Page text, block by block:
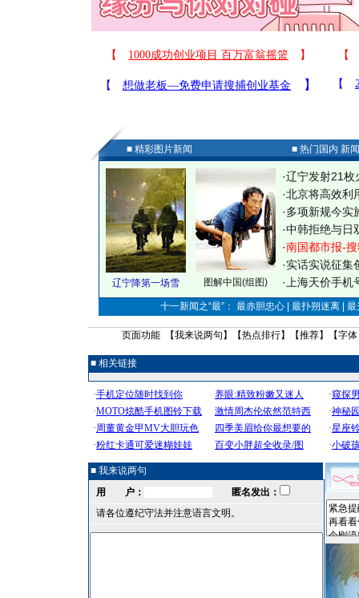
■ 精彩图片新闻 ■ 热门国内 新
辽宁降第一场雪 图解中国(组图)
·辽宁发射21枚
·北京将高效利
·多项新规今实
·中韩拒绝与日
·南国都市报-
·实话实说征集
· 上海天价手
十一新闻之“最”： 最赤胆忠心 | 最扑朔迷离 |
页面功能 【我来说两句 】【热点排行】【推荐】【字体
■ 相关链接
■ 我来说两句
用 户：
匿名发出：
请各位遵纪守法并注意语言文明。